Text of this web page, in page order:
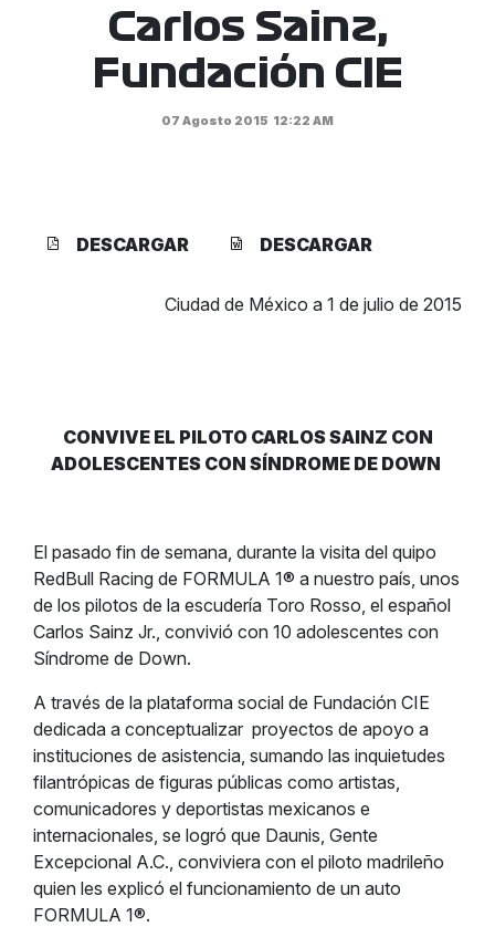
Carlos Sainz,
Fundación CIE
07 Agosto 2015 12:22 AM
DESCARGAR DESCARGAR
Ciudad de México a 1 de julio de 2015
CONVIVE EL PILOTO CARLOS SAINZ CON
ADOLESCENTES CON SÍNDROME DE DOWN
El pasado fin de semana, durante la visita del quipo
RedBull Racing de FORMULA 1® a nuestro país, unos
de los pilotos de la escudería Toro Rosso, el español
Carlos Sainz Jr., convivió con 10 adolescentes con
Síndrome de Down.
A través de la plataforma social de Fundación CIE
dedicada a conceptualizar proyectos de apoyo a
instituciones de asistencia, sumando las inquietudes
filantrópicas de figuras públicas como artistas,
comunicadores y deportistas mexicanos e
internacionales, se logró que Daunis, Gente
Excepcional A.C., conviviera con el piloto madrileño
quien les explicó el funcionamiento de un auto
FORMULA 1®.